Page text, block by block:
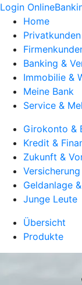
Login
Home
Privatkunden
Banking &
Immobilie &
Meine Bank
Service &
Girokonto &
Kredit &
Zukunft &
Geldanlage
Junge Leute
Übersicht
Produkte